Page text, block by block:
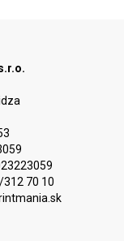
312 70 10